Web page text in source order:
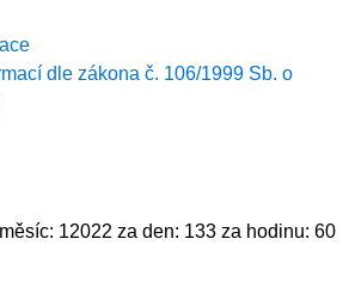
dle zákona č. 106/1999 Sb. o
12022 za den: 133 za hodinu: 60